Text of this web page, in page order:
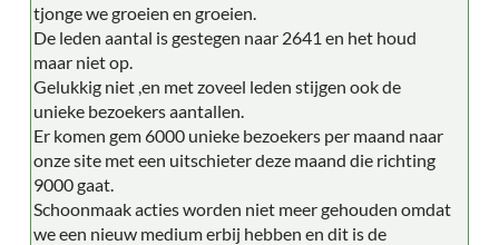
tjonge we groeien en groeien.
De leden aantal is gestegen naar 2641 en het houd
maar niet op.
Gelukkig niet ,en met zoveel leden stijgen ook de
unieke bezoekers aantallen.
Er komen gem 6000 unieke bezoekers per maand naar
onze site met een uitschieter deze maand die richting
9000 gaat.
Schoonmaak acties worden niet meer gehouden omdat
we een nieuw medium erbij hebben en dit is de